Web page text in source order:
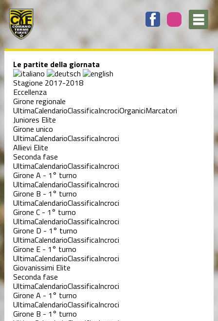
Le partite della giornata
Stagione 2017-2018
Eccellenza
Girone regionale
UltimaCalendarioClassificaIncrociOrganiciMarcatori
Juniores Elite
Girone unico
UltimaCalendarioClassificaIncroci
Allievi Elite
Seconda fase
UltimaCalendarioClassificaIncroci
Girone A - 1° turno
UltimaCalendarioClassificaIncroci
Girone B - 1° turno
UltimaCalendarioClassificaIncroci
Girone C - 1° turno
UltimaCalendarioClassificaIncroci
Girone D - 1° turno
UltimaCalendarioClassificaIncroci
Girone E - 1° turno
UltimaCalendarioClassificaIncroci
Giovanissimi Elite
Seconda fase
UltimaCalendarioClassificaIncroci
Girone A - 1° turno
UltimaCalendarioClassificaIncroci
Girone B - 1° turno